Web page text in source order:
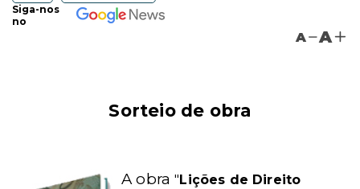
Siga-nos
no
A A
Sorteio de obra
A obra"Lições de Direito